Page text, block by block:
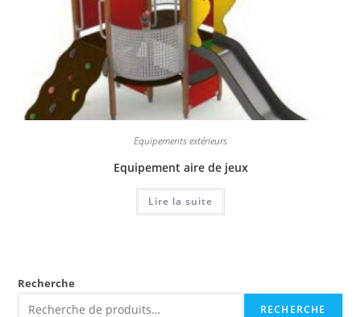
Equipements extérieurs
Equipement aire de jeux
Lire la suite
Recherche
RECHERCHE